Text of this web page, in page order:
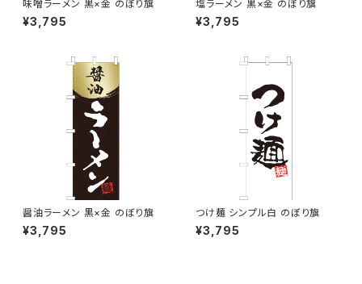
味噌ラーメン 黒×金 のぼり旗
¥3,795
塩ラーメン 黒×金 のぼり旗
¥3,795
醤油ラーメン 黒×金 のぼり旗
¥3,795
つけ麺 シンプル白 のぼり旗
¥3,795